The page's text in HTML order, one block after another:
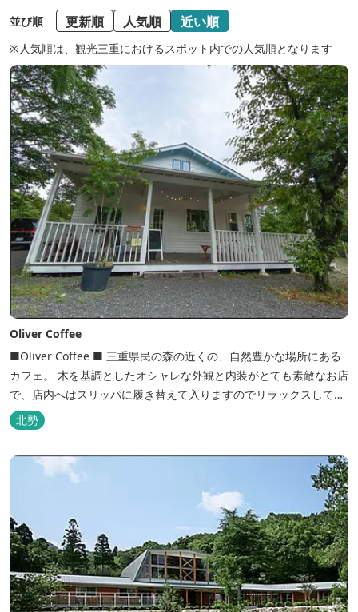
並び順 更新順 人気順 近い順
※人気順は、観光三重におけるスポット内での人気順となります
Oliver Coffee
■Oliver Coffee ■ 三重県民の森の近くの、自然豊かな場所にある
カフェ。 木を基調としたオシャレな外観と内装がとても素敵なお店
で、店内へはスリッパに履き替えて入りますのでリラックスして食
事を楽しめます。 席は店内にテーブル席や円卓、外のテラス席など
があり、お子様連れでも入りやすく居心地がいいカフェです。 森の
静かな雰囲気の中で、ゆっくり過ごすことができます。
北勢